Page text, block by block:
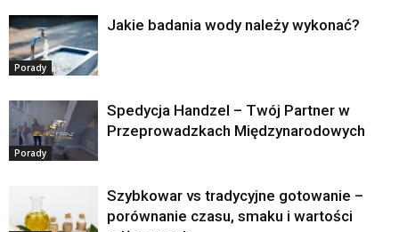
Porady
Jakie badania wody należy wykonać?
Porady
Spedycja Handzel – Twój Partner w
Przeprowadzkach Międzynarodowych
Szybkowar vs tradycyjne gotowanie –
porównanie czasu, smaku i wartości